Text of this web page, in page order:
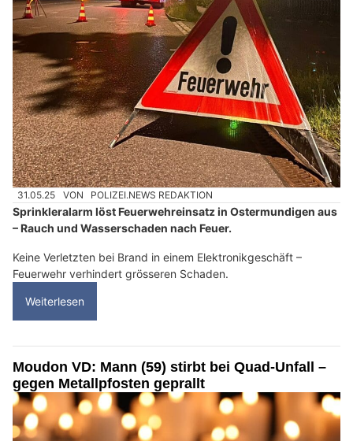
31.05.25 VON POLIZEI.NEWS REDAKTION
Sprinkleralarm löst Feuerwehreinsatz in Ostermundigen aus
– Rauch und Wasserschaden nach Feuer.
Keine Verletzten bei Brand in einem Elektronikgeschäft –
Feuerwehr verhindert grösseren Schaden.
Weiterlesen
Moudon VD: Mann (59) stirbt bei Quad-Unfall –
gegen Metallpfosten geprallt